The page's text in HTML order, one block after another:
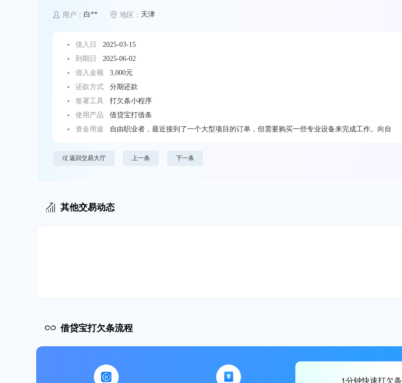
用户： 白** 地区： 天津
借入日
2025-03-15
到期日
2025-06-02
借入金额
3,000元
还款方式
分期还款
签署工具
打欠条小程序
使用产品
借贷宝打借条
资金用途
自由职业者，最近接到了一个大型项目的订单，但需要购买一些专业设备来完成工作。向自
返回交易大厅 上一条 下一条
其他交易动态
借贷宝打欠条流程
1分钟快速打欠条